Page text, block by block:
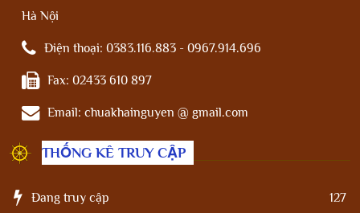
Hà Nội
Điện thoại: 0383.116.883 - 0967.914.696
Fax: 02433 610 897
Email: chuakhainguyen @ gmail.com
THỐNG KÊ TRUY CẬP
Đang truy cập 127